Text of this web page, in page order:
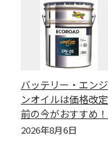
バッテリー・エンジ
ンオイルは価格改定
前の今がおすすめ！
2026年8月6日